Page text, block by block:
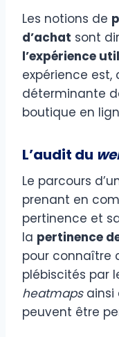
Les notions de
d’achat sont
l’expérience
expérience est,
déterminante
boutique en
L’audit du
Le parcours
prenant en
pertinence et
la pertinence
pour connaître
plébiscités par
heatmapsainsi
peuvent être